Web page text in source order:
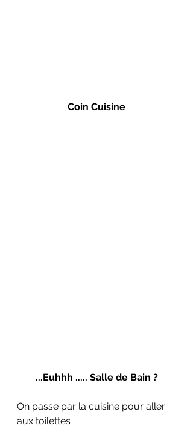
Coin Cuisine
...Euhhh ..... Salle de Bain ?
On passe par la cuisine pour aller
aux toilettes